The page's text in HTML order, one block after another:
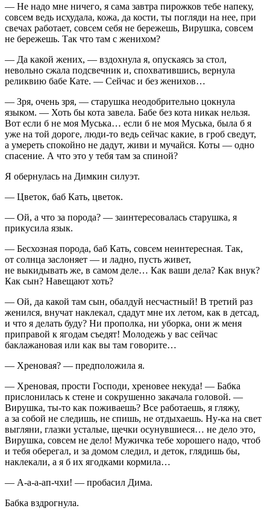
— Не надо мне ничего, я сама завтра пирожков тебе напеку,
совсем ведь исхудала, кожа, да кости, ты погляди на нее, при
свечах работает, совсем себя не бережешь, Вирушка, совсем
не бережешь. Так что там с женихом?
— Да какой жених, — вздохнула я, опускаясь за стол,
невольно сжала подсвечник и, спохватившись, вернула
реликвию бабе Кате. — Сейчас и без женихов…
— Зря, очень зря, — старушка неодобрительно цокнула
языком. — Хоть бы кота завела. Бабе без кота никак нельзя.
Вот если б не моя Муська… если б не моя Муська, была б я
уже на той дороге, люди-то ведь сейчас какие, в гроб сведут,
а умереть спокойно не дадут, живи и мучайся. Коты — одно
спасение. А что это у тебя там за спиной?
Я обернулась на Димкин силуэт.
— Цветок, баб Кать, цветок.
— Ой, а что за порода? — заинтересовалась старушка, я
прикусила язык.
— Бесхозная порода, баб Кать, совсем неинтересная. Так,
от солнца заслоняет — и ладно, пусть живет,
не выкидывать же, в самом деле… Как ваши дела? Как внук?
Как сын? Навещают хоть?
— Ой, да какой там сын, обалдуй несчастный! В третий раз
женился, внучат наклекал, сдадут мне их летом, как в детсад,
и что я делать буду? Ни прополка, ни уборка, они ж меня
приправой к ягодам съедят! Молодежь у вас сейчас
баклажановая или как вы там говорите…
— Хреновая? — предположила я.
— Хреновая, прости Господи, хреновее некуда! — Бабка
прислонилась к стене и сокрушенно закачала головой. —
Вирушка, ты-то как поживаешь? Все работаешь, я гляжу,
а за собой не следишь, не спишь, не отдыхаешь. Ну-ка на свет
выгляни, глазки усталые, щечки осунувшиеся… не дело это,
Вирушка, совсем не дело! Мужичка тебе хорошего надо, чтоб
и тебя оберегал, и за домом следил, и деток, глядишь бы,
наклекали, а я б их ягодками кормила…
— А-а-а-ап-чхи! — пробасил Дима.
Бабка вздрогнула.